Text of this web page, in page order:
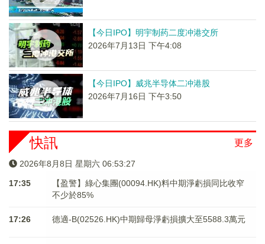
【今日IPO】明宇制药二度冲港交所
2026年7月13日 下午4:08
【今日IPO】威兆半导体二冲港股
2026年7月16日 下午3:50
更多
快訊
2026年8月8日 星期六 06:53:27
17:35
【盈警】綠心集團(00094.HK)料中期淨虧損同比收窄
不少於85%
17:26 德適-B(02526.HK)中期歸母淨虧損擴大至5588.3萬元